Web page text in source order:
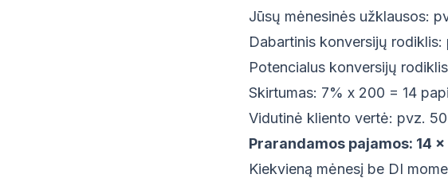
Jūsų mėnesinės užklausos:
Dabartinis konversijų rodiklis:
Potencialus konversijų
Skirtumas: 7% x 200 = 14
Vidutinė kliento vertė: pvz.
Prarandamos pajamos: 14
Kiekvieną mėnesį be DI